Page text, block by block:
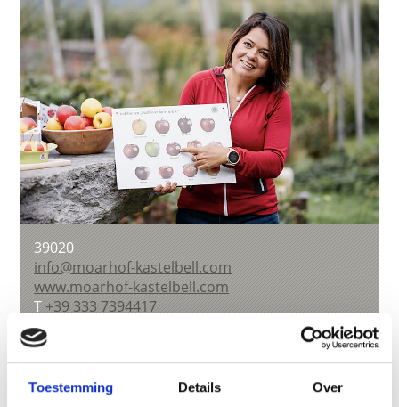
Toestemming Details Over
39020
info@moarhof-kastelbell.com
www.moarhof-kastelbell.com
T +39 333 7394417